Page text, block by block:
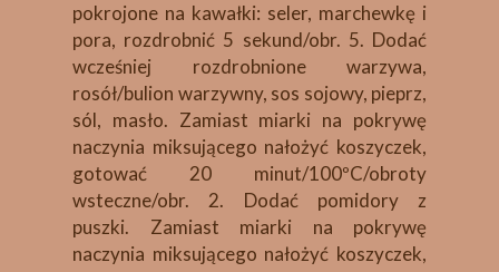
pokrojone na kawałki: seler, marchewkę i
pora, rozdrobnić 5 sekund/obr. 5. Dodać
wcześniej rozdrobnione warzywa,
rosół/bulion warzywny, sos sojowy, pieprz,
sól, masło. Zamiast miarki na pokrywę
naczynia miksującego nałożyć koszyczek,
gotować 20 minut/100ºC/obroty
wsteczne/obr. 2. Dodać pomidory z
puszki. Zamiast miarki na pokrywę
naczynia miksującego nałożyć koszyczek,